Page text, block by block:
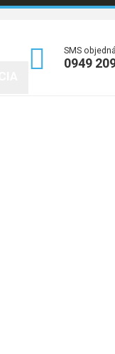
 SMS
0949